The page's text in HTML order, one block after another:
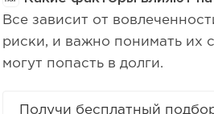
Все зависит от
риски, и важно понимать их
могут попасть в долги.
Получи бесплатный